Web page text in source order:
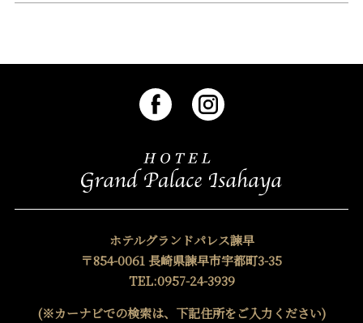
ホテルグランドパレス諫早
〒854-0061 長崎県諫早市宇都町3-35
TEL:0957-24-3939
(※カーナビでの検索は、下記住所をご入力ください)